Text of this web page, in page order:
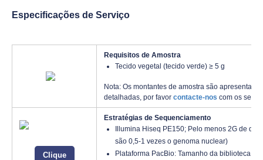
Especificações de Serviço
Requisitos de Amostra
Tecido vegetal (tecido verde) ≥ 5 g
Nota: Os montantes de amostra são
detalhadas, por favor contacte-nos com os seus
Clique
Estratégias de Sequenciamento
Illumina Hiseq PE150; Pelo menos 2G de
são 0,5-1 vezes o genoma nuclear)
Plataforma PacBio: Tamanho da biblioteca: